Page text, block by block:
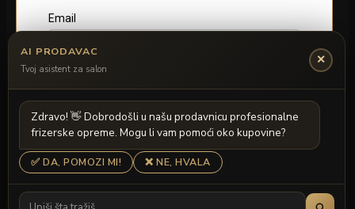
AI PRODAVAC
Tvoj asistent za salon
✕
Zdravo! Dobrodošli u našu prodavnicu profesionalne
frizerske opreme. Mogu li vam pomoći oko kupovine?
✅ DA, POMOZI MI! ❌ NE, HVALA